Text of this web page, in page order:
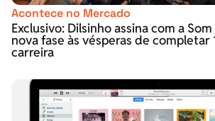
Acontece no Mercado
Exclusivo: Dilsinho assina com a
nova fase às vésperas de completar
carreira